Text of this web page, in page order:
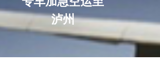
泸州